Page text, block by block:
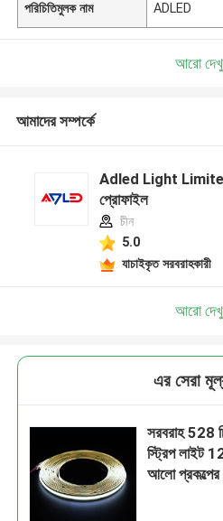
পরিচিতিমুলক নাম ADLED
আরো
আমাদের সম্পর্কে
Adled Light
প্রোফাইল
চীন
5.0
যাচাইকৃত সরবরাহকারী
আরো
এর সেরা
সরবরাহ 528
স্ট্রিপ লাইট
আলো